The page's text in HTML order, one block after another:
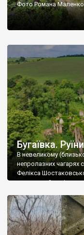
Фото Романа
Бугаївка.
В невеликому
непролазних чагарях
Фелікса
радянський період у
століття тут
палацу виїхала